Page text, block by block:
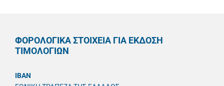
ΦΟΡΟΛΟΓΙΚΑ ΣΤΟΙΧΕΙΑ ΓΙΑ ΕΚΔΟΣΗ
ΤΙΜΟΛΟΓΙΩΝ
IBAN